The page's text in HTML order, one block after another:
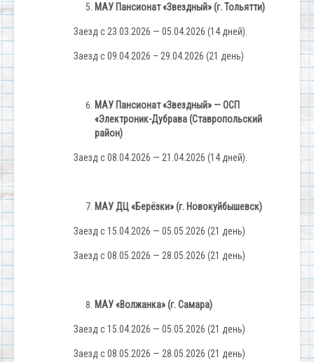
МАУ Пансионат «Звездный» (г. Тольятти)
Заезд с 23.03.2026 — 05.04.2026 (14 дней).
Заезд с 09.04.2026 – 29.04.2026 (21 день)
МАУ Пансионат «Звездный» — ОСП
«Электроник-Дубрава (Ставропольский
район)
Заезд с 08.04.2026 — 21.04.2026 (14 дней).
МАУ ДЦ «Берёзки» (г. Новокуйбышевск)
Заезд с 15.04.2026 — 05.05.2026 (21 день)
Заезд с 08.05.2026 — 28.05.2026 (21 день)
МАУ «Волжанка» (г. Самара)
Заезд с 15.04.2026 — 05.05.2026 (21 день)
Заезд с 08.05.2026 — 28.05.2026 (21 день)